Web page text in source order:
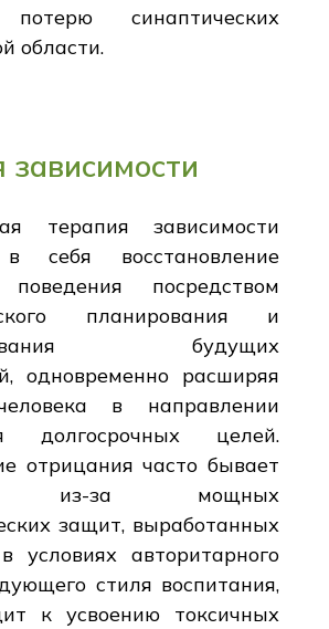
синаптических
области.
зависимости
терапия зависимости
себя восстановление
поведения посредством
планирования и
будущих
одновременно расширяя
в направлении
долгосрочных целей.
отрицания часто бывает
из-за мощных
защит, выработанных
условиях авторитарного
стиля воспитания,
к усвоению токсичных